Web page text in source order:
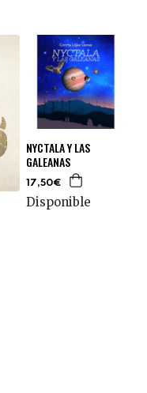
NYCTALA Y LAS
GALEANAS
17,50€
Disponible